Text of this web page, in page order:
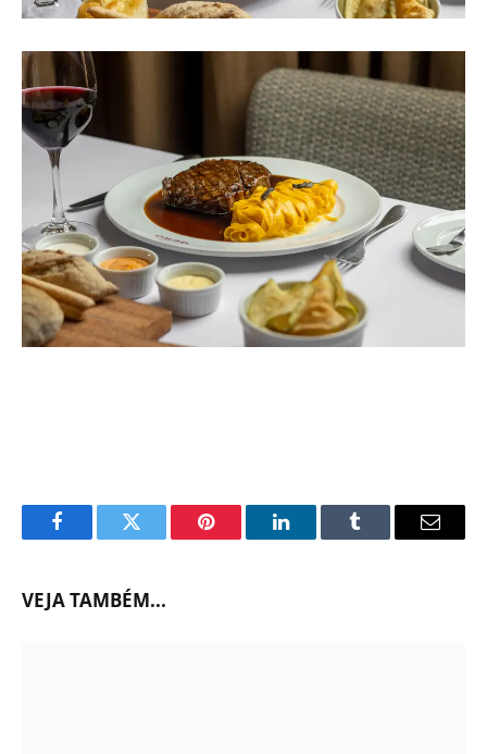
FacebookTwitter Pinterest LinkedInTumblr Email
VEJA TAMBÉM...